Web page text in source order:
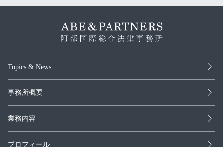
Topics & News
事務所概要
業務内容
プロフィール